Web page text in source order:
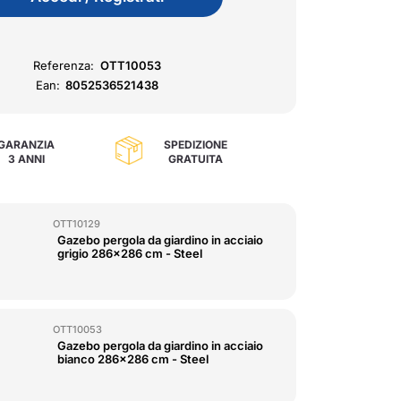
Referenza: OTT10053
Ean: 8052536521438
3 ANNI
SPEDIZIONE
GRATUITA
OTT10129
Gazebo pergola da giardino in acciaio
grigio 286x286 cm - Steel
OTT10053
Gazebo pergola da giardino in acciaio
bianco 286x286 cm - Steel